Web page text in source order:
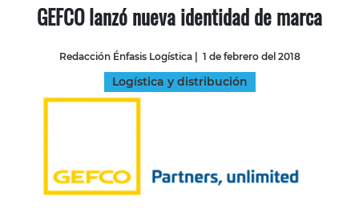
GEFCO lanzó nueva identidad de marca
Redacción Énfasis Logística| 1 de febrero del 2018
Logística y distribución